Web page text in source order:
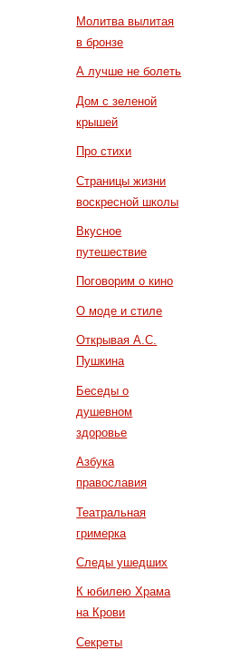
Молитва вылитая
в бронзе
А лучше не болеть
Дом с зеленой
крышей
Про стихи
Страницы жизни
воскресной школы
Вкусное
путешествие
Поговорим о кино
О моде и стиле
Открывая А.С.
Пушкина
Беседы о
душевном
здоровье
Азбука
православия
Театральная
гримерка
Следы ушедших
К юбилею Храма
на Крови
Секреты